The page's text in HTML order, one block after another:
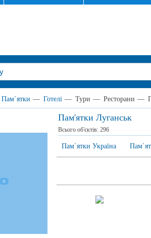
Пам`ятки — Готелі — Тури — Ресторани —
Пам'ятки Луганськ
Всього об'єктів: 296
Пам`ятки Україна
0